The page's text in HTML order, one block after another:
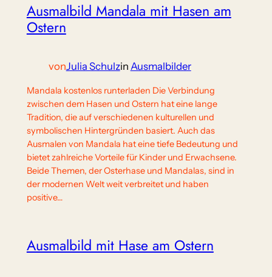
Ausmalbild Mandala mit Hasen am
Ostern
vonJulia Schulzin Ausmalbilder
Mandala kostenlos runterladen Die Verbindung
zwischen dem Hasen und Ostern hat eine lange
Tradition, die auf verschiedenen kulturellen und
symbolischen Hintergründen basiert. Auch das
Ausmalen von Mandala hat eine tiefe Bedeutung und
bietet zahlreiche Vorteile für Kinder und Erwachsene.
Beide Themen, der Osterhase und Mandalas, sind in
der modernen Welt weit verbreitet und haben
positive…
Ausmalbild mit Hase am Ostern